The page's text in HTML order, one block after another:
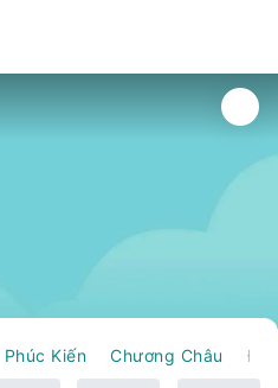
Phúc Kiến Chương Châu